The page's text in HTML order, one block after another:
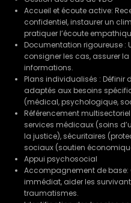
Accueil et écoute active:
confidentiel, instaurer un
pratiquer l’écoute
Documentation rigoureuse :
consigner les cas, assurer
informations.
Plans individualisés : Définir
adaptés aux besoins
(médical, psychologique,
Référencement
services médicaux (soins
la justice), sécuritaires
sociaux (soutien
Appui psychosocial
Accompagnement de base:
immédiat, aider les
traumatismes.